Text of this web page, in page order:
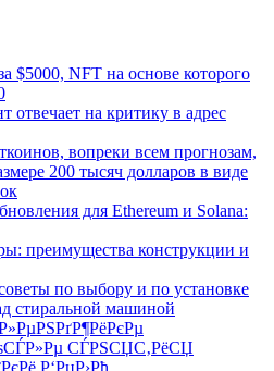
$5000, NFT на основе которого
отвечает на критику в адрес
вопреки всем прогнозам,
200 тысяч долларов в виде
для Ethereum и Solana:
преимущества конструкции и
по выбору и по установке
стиральной машиной
СЃРЅСЏС‚РёСЏ